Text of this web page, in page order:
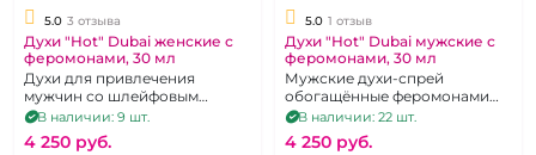
5.0 3 отзыва
Духи "Hot" Dubai женские с
феромонами, 30 мл
Духи для привлечения
мужчин со шлейфовым
ароматом, 30 мл.
В наличии: 9 шт.
4 250 pуб.
5.0 1 отзыв
Духи "Hot" Dubai мужские с
феромонами, 30 мл
Мужские духи-спрей
обогащённые феромонами
для соблазнения женщин, 30
мл
В наличии: 22 шт.
4 250 pуб.